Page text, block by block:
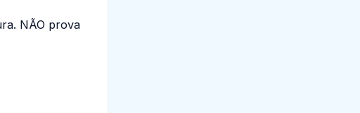
NÃO prova